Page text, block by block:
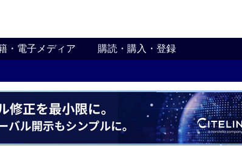
・電子メディア 購読・購入・登録